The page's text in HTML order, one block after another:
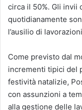
circa il 50%. Gli invii
quotidianamente
l’ausilio di
Come previsto dal
incrementi tipici del
festività natalizie,
con assunzioni a
alla gestione delle